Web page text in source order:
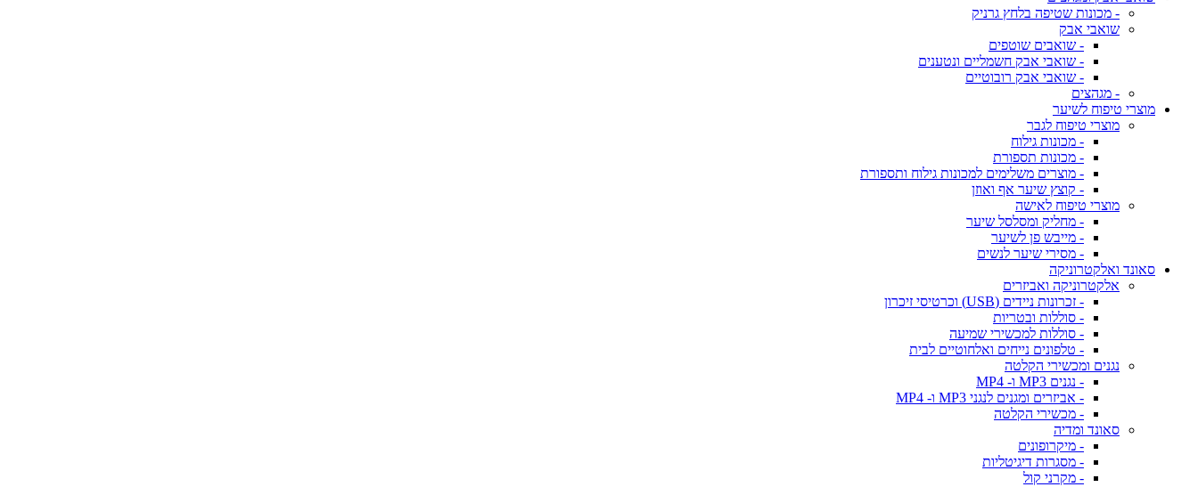
- מכונות שטיפה בלחץ גרניק
שואבי אבק
- שואבים שוטפים
- שואבי אבק חשמליים ונטענים
- שואבי אבק רובוטיים
- מגהצים
מוצרי טיפוח לשיער
מוצרי טיפוח לגבר
- מכונות גילוח
- מכונות תספורת
- מוצרים משלימים למכונות גילוח ותספורת
- קוצץ שיער אף ואוזן
מוצרי טיפוח לאישה
- מחליק ומסלסל שיער
- מייבש פן לשיער
- מסירי שיער לנשים
סאונד ואלקטרוניקה
אלקטרוניקה ואביזרים
- זכרונות ניידים (USB) וכרטיסי זיכרון
- סוללות ובטריות
- סוללות למכשירי שמיעה
- טלפונים נייחים ואלחוטיים לבית
נגנים ומכשירי הקלטה
- נגנים MP3 ו- MP4
- אביזרים ומגנים לנגני MP3 ו- MP4
- מכשירי הקלטה
סאונד ומדיה
- מיקרופונים
- מסגרות דיגיטליות
- מקרני קול